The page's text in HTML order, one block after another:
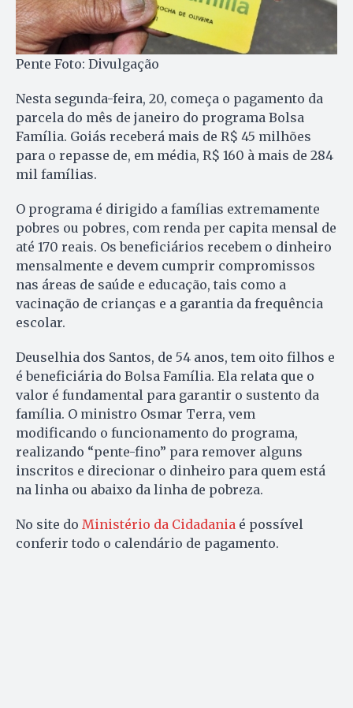
Pente Foto: Divulgação
Nesta segunda-feira, 20, começa o pagamento da
parcela do mês de janeiro do programa Bolsa
Família. Goiás receberá mais de R$ 45 milhões
para o repasse de, em média, R$ 160 à mais de 284
mil famílias.
O programa é dirigido a famílias extremamente
pobres ou pobres, com renda per capita mensal de
até 170 reais. Os beneficiários recebem o dinheiro
mensalmente e devem cumprir compromissos
nas áreas de saúde e educação, tais como a
vacinação de crianças e a garantia da frequência
escolar.
Deuselhia dos Santos, de 54 anos, tem oito filhos e
é beneficiária do Bolsa Família. Ela relata que o
valor é fundamental para garantir o sustento da
família. O ministro Osmar Terra, vem
modificando o funcionamento do programa,
realizando “pente-fino” para remover alguns
inscritos e direcionar o dinheiro para quem está
na linha ou abaixo da linha de pobreza.
No site do Ministério da Cidadania é possível
conferir todo o calendário de pagamento.